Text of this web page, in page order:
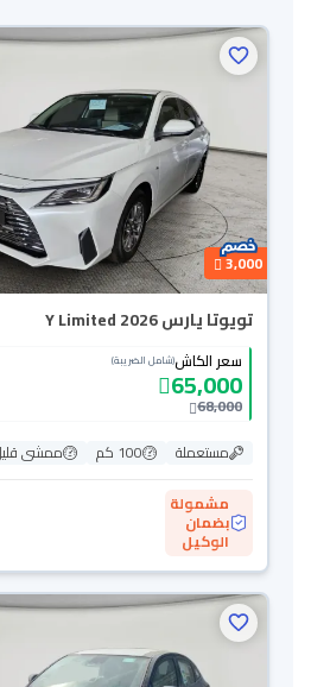
3,000
تويوتا يارس Y Limited 2026
سعر الكاش(شامل الضريبة)
65,000
68,000
مستعملة
100 كم
ممشى
مشمولة
بضمان
الوكيل